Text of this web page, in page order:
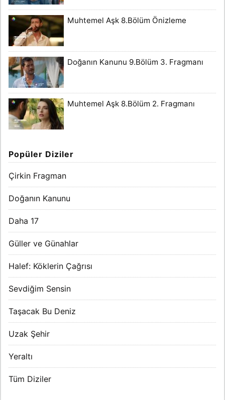
Muhtemel Aşk 8.Bölüm Önizleme
Doğanın Kanunu 9.Bölüm 3. Fragmanı
Muhtemel Aşk 8.Bölüm 2. Fragmanı
Popüler Diziler
Çirkin Fragman
Doğanın Kanunu
Daha 17
Güller ve Günahlar
Halef: Köklerin Çağrısı
Sevdiğim Sensin
Taşacak Bu Deniz
Uzak Şehir
Yeraltı
Tüm Diziler